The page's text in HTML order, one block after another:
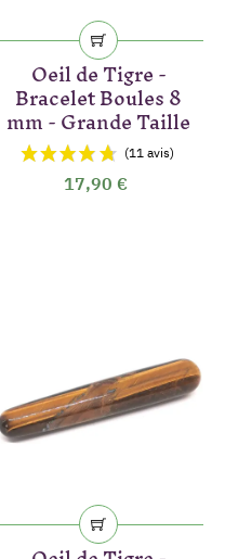
Oeil de Tigre -
Bracelet Boules 8
mm - Grande Taille
17,90 €